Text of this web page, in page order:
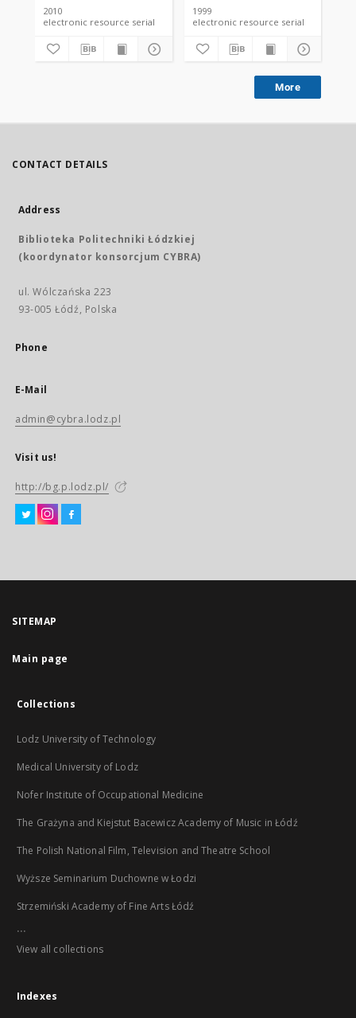
2010
electronic resource serial
1999
electronic resource serial
More
CONTACT DETAILS
Address
Biblioteka Politechniki Łódzkiej
(koordynator konsorcjum CYBRA)
ul. Wólczańska 223
93-005 Łódź, Polska
Phone
E-Mail
admin@cybra.lodz.pl
Visit us!
http://bg.p.lodz.pl/
SITEMAP
Main page
Collections
Lodz University of Technology
Medical University of Lodz
Nofer Institute of Occupational Medicine
The Grażyna and Kiejstut Bacewicz Academy of Music in Łódź
The Polish National Film, Television and Theatre School
Wyższe Seminarium Duchowne w Łodzi
Strzemiński Academy of Fine Arts Łódź
...
View all collections
Indexes